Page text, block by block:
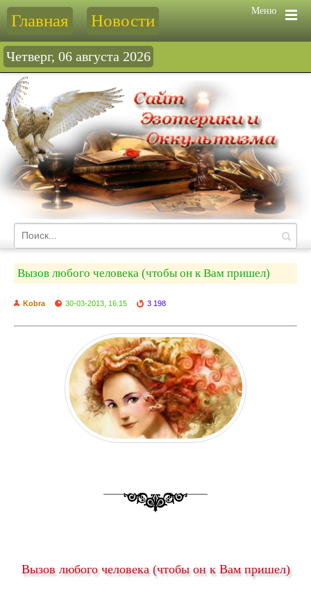
Меню
Главная Новости
Четверг, 06 августа 2026
Вызов любого человека (чтобы он к Вам пришел)
Kobra 30-03-2013, 16:15 3 198
Вызов любого человека (чтобы он к Вам пришел)